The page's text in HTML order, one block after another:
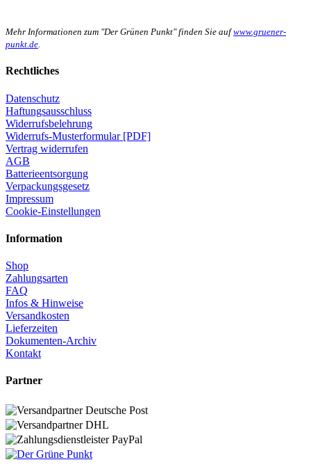
Mehr Informationen zum "Der Grünen Punkt" finden Sie aufwww.gruener-
punkt.de.
Rechtliches
Datenschutz
Haftungsausschluss
Widerrufsbelehrung
Widerrufs-Musterformular [PDF]
Vertrag widerrufen
AGB
Batterieentsorgung
Verpackungsgesetz
Impressum
Cookie-Einstellungen
Information
Shop
Zahlungsarten
FAQ
Infos & Hinweise
Versandkosten
Lieferzeiten
Dokumenten-Archiv
Kontakt
Partner